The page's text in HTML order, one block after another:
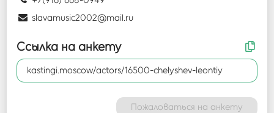
slavamusic2002@mail.ru
Ссылка на анкету
kastingi.moscow/actors/16500-chelyshev-leontiy
Пожаловаться на анкету